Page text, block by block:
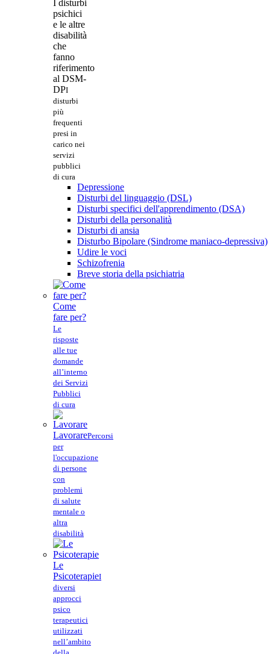
I disturbi
psichici
e le altre
disabilità
che
fanno
riferimento
al DSM-
DPI
disturbi
più
frequenti
presi in
carico nei
servizi
pubblici
di cura
Depressione
Disturbi del linguaggio (DSL)
Disturbi specifici dell'apprendimento (DSA)
Disturbi della personalità
Disturbi di ansia
Disturbo Bipolare (Sindrome maniaco-depressiva)
Udire le voci
Schizofrenia
Breve storia della psichiatria
Come
fare per?
Le
risposte
alle tue
domande
all’interno
dei Servizi
Pubblici
di cura
LavorarePercorsi
per
l'occupazione
di persone
con
problemi
di salute
mentale o
altra
disabilità
Le
PsicoterapieI
diversi
approcci
psico
terapeutici
utilizzati
nell’ambito